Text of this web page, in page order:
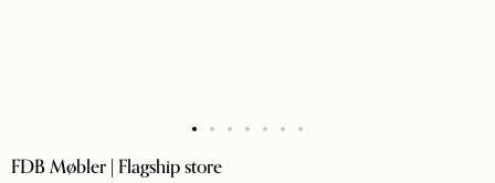
FDB Møbler | Flagship store